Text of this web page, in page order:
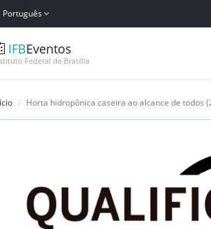
Português
IFBEventos
Federal de Brasília
Horta hidropônica caseira ao alcance de todos